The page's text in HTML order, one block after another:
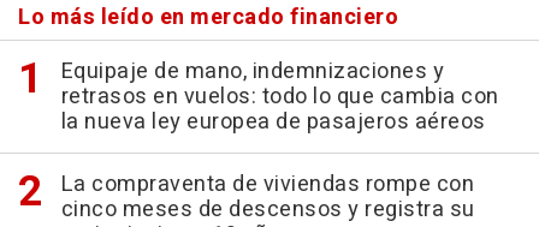
Lo más leído en mercado financiero
Equipaje de mano, indemnizaciones y
retrasos en vuelos: todo lo que cambia con
la nueva ley europea de pasajeros aéreos
La compraventa de viviendas rompe con
cinco meses de descensos y registra su